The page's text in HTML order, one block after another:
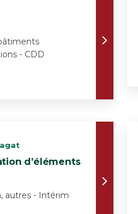
- CDD
d’éléments
autres - Intérim